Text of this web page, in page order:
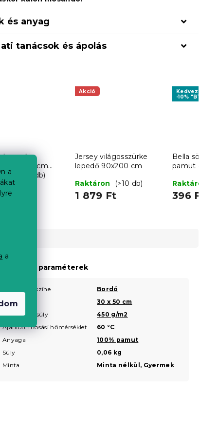
a
a
és anyag
tanácsok és ápolás
barna kis
30x50 cm
(>10 db)
Ft / 200 db
Akció
Jersey világosszürke
lepedő 90x200 cm
Raktáron
(>10 db)
1 879 Ft
-10% "BTS10"
Bella
pamut
Raktáron
396 Ft
Kiegészítő paraméterek
Termék színe Bordó
? Méret 30 x 50 cm
? Grammsúly
450 g/m2
Ajánlott mosási hőmérséklet
60 °C
Anyaga
100% pamut
Súly
0,06 kg
Minta
Minta nélkül , Gyermek